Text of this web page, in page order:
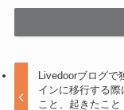
Livedoorブログで
インに移行する際
こと、起きたこと